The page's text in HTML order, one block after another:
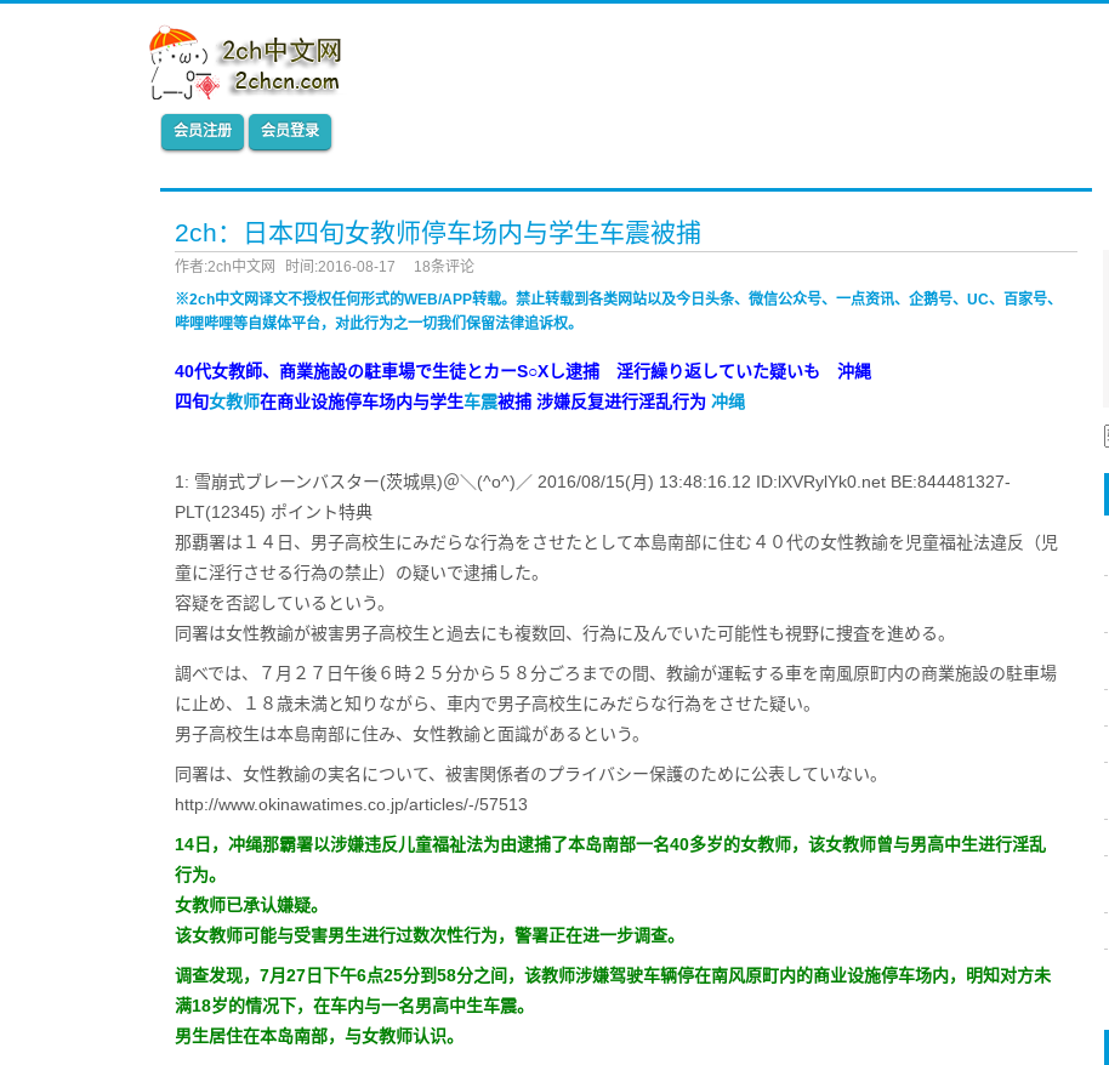
会员注册 会员登录
2ch：日本四旬女教师停车场内与学生车震被捕
作者:2ch中文网 时间:2016-08-17
18条评论
※2ch中文网译文不授权任何形式的WEB/APP转载。禁止转载到各类网站以及今日头条、微信公众号、一点资讯、企鹅号、UC、百家号、
哔哩哔哩等自媒体平台，对此行为之一切我们保留法律追诉权。
40代女教師、商業施設の駐車場で生徒とカーS○Xし逮捕 淫行繰り返していた疑いも 沖縄
四旬女教师在商业设施停车场内与学生车震被捕 涉嫌反复进行淫乱行为 冲绳
1: 雪崩式ブレーンバスター(茨城県)＠＼(^o^)／ 2016/08/15(月) 13:48:16.12 ID:lXVRylYk0.net BE:844481327-
PLT(12345) ポイント特典
那覇署は１４日、男子高校生にみだらな行為をさせたとして本島南部に住む４０代の女性教諭を児童福祉法違反（児
童に淫行させる行為の禁止）の疑いで逮捕した。
容疑を否認しているという。
同署は女性教諭が被害男子高校生と過去にも複数回、行為に及んでいた可能性も視野に捜査を進める。
調べでは、７月２７日午後６時２５分から５８分ごろまでの間、教諭が運転する車を南風原町内の商業施設の駐車場
に止め、１８歳未満と知りながら、車内で男子高校生にみだらな行為をさせた疑い。
男子高校生は本島南部に住み、女性教諭と面識があるという。
同署は、女性教諭の実名について、被害関係者のプライバシー保護のために公表していない。
http://www.okinawatimes.co.jp/articles/-/57513
14日，冲绳那霸署以涉嫌违反儿童福祉法为由逮捕了本岛南部一名40多岁的女教师，该女教师曾与男高中生进行淫乱
行为。
女教师已承认嫌疑。
该女教师可能与受害男生进行过数次性行为，警署正在进一步调查。
调查发现，7月27日下午6点25分到58分之间，该教师涉嫌驾驶车辆停在南风原町内的商业设施停车场内，明知对方未
满18岁的情况下，在车内与一名男高中生车震。
男生居住在本岛南部，与女教师认识。